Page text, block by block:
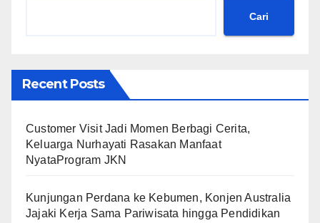
Cari
Recent Posts
Customer Visit Jadi Momen Berbagi Cerita,
Keluarga Nurhayati Rasakan Manfaat
NyataProgram JKN
Kunjungan Perdana ke Kebumen, Konjen Australia
Jajaki Kerja Sama Pariwisata hingga Pendidikan